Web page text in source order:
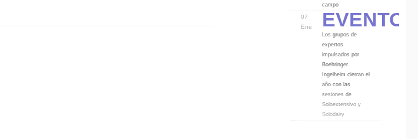
campo
07
Ene
Eventos
Los grupos de
expertos
impulsados por
Boehringer
Ingelheim cierran el
año con las
sesiones de
Soloextensivo y
Solodairy